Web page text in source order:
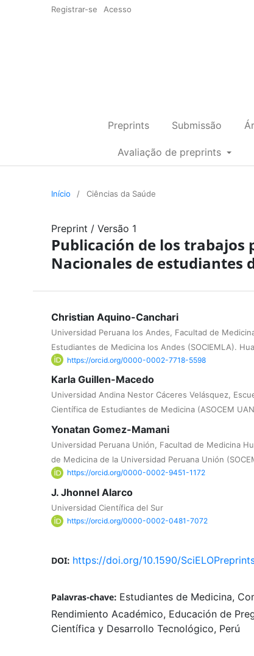
Registrar-se Acesso
Preprints Submissão
Avaliação de preprints
Início / Ciências da Saúde
Preprint / Versão 1
Publicación de los trabajos
Nacionales de estudiantes
Christian Aquino-Canchari
Universidad Peruana los Andes, Facultad de
Estudiantes de Medicina los Andes (SOCIEMLA).
https://orcid.org/0000-0002-7718-5598
Karla Guillen-Macedo
Universidad Andina Nestor Cáceres Velásquez,
Científica de Estudiantes de Medicina (ASOCEM
Yonatan Gomez-Mamani
Universidad Peruana Unión, Facultad de Medicina
de Medicina de la Universidad Peruana Unión
https://orcid.org/0000-0002-9451-1172
J. Jhonnel Alarco
Universidad Científica del Sur
https://orcid.org/0000-0002-0481-7072
DOI: https://doi.org/10.1590/
Palavras-chave: Estudiantes de Medicina,
Rendimiento Académico, Educación de
Científica y Desarrollo Tecnológico, Perú